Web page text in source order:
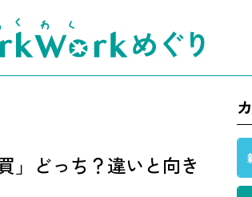
」どっち？違いと向き